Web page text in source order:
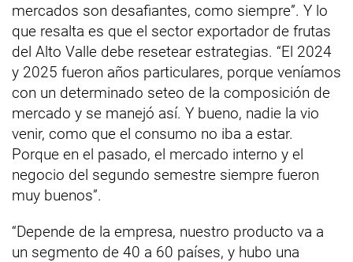
mercados son desafiantes, como siempre”. Y lo
que resalta es que el sector exportador de frutas
del Alto Valle debe resetear estrategias. “El 2024
y 2025 fueron años particulares, porque veníamos
con un determinado seteo de la composición de
mercado y se manejó así. Y bueno, nadie la vio
venir, como que el consumo no iba a estar.
Porque en el pasado, el mercado interno y el
negocio del segundo semestre siempre fueron
muy buenos”.
“Depende de la empresa, nuestro producto va a
un segmento de 40 a 60 países, y hubo una